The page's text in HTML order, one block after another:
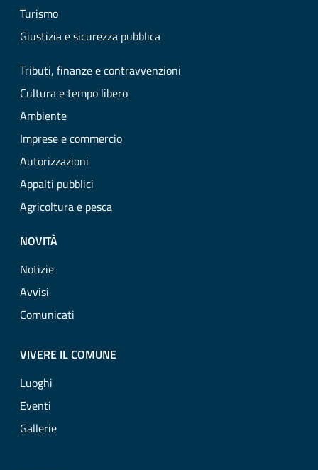
Turismo
Giustizia e sicurezza pubblica
Tributi, finanze e contravvenzioni
Cultura e tempo libero
Ambiente
Imprese e commercio
Autorizzazioni
Appalti pubblici
Agricoltura e pesca
NOVITÀ
Notizie
Avvisi
Comunicati
VIVERE IL COMUNE
Luoghi
Eventi
Gallerie